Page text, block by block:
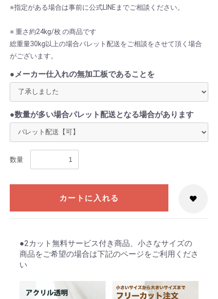
※指定がある場合は事前に公式LINEまでご相談ください。
※ 重さ約24kg/枚 の商品です
総重量30kg以上の場合パレット配送をご相談をさせて頂く場合
がございます。
●メーカー仕入れの無加工板であることを
●数量が多い場合パレット配送となる場合があります
数量
カートに入れる
●2カット無料サービス付き商品、小さなサイズの
商品をご希望の場合は下記のページをご利用くださ
い